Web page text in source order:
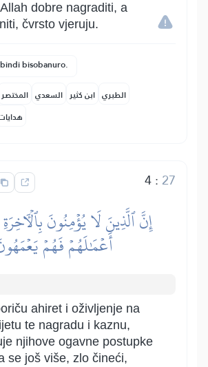
dobre nagraditi, a
čvrsto vjeruju.
bisobanuro.
المختصر السعدي ابن كثير الطبري
4: 27
إِنَّ ٱلَّذِينَ لَا يُؤۡمِنُونَ
أَعۡمَٰلَهُمۡ فَهُمۡ
ahiret i oživljenje na
te nagradu i kaznu,
njihove ogavne postupke
se još više, zlo čineći,